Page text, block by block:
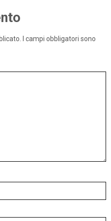
I campi obbligatori sono